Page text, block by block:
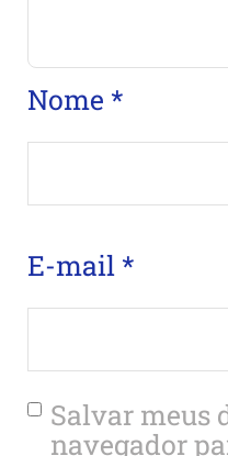
Nome *
E-mail *
Salvar meus
navegador